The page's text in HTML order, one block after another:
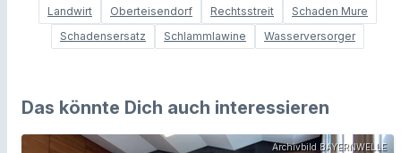
Landwirt Oberteisendorf Rechtsstreit
Schaden Mure
Schadensersatz
Schlammlawine Wasserversorger
Das könnte Dich auch interessieren
Archivbild BAYERNWELLE